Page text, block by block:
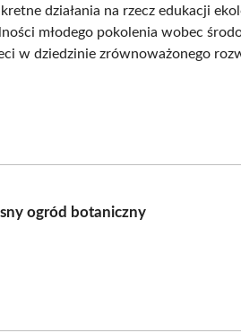
działania na rzecz edukacji
młodego pokolenia wobec
w dziedzinie zrównoważonego
ogród botaniczny